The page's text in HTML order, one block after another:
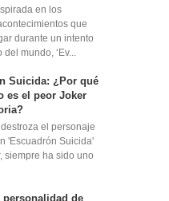
en los
que
durante un intento
mundo, ‘Ev...
Suicida: ¿Por qué
es el peor Joker
el personaje
'Escuadrón Suicida'
siempre ha sido uno
personalidad de